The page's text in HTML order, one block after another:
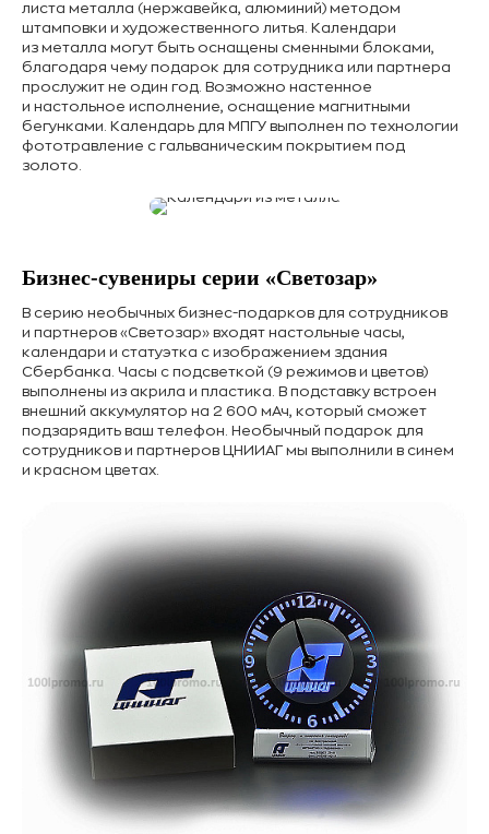
листа металла (нержавейка, алюминий) методом
штамповки и художественного литья. Календари
из металла могут быть оснащены сменными блоками,
благодаря чему подарок для сотрудника или партнера
прослужит не один год. Возможно настенное
и настольное исполнение, оснащение магнитными
бегунками. Календарь для МПГУ выполнен по технологии
фототравление с гальваническим покрытием под
золото.
Бизнес-сувениры серии «Светозар»
В серию необычных бизнес-подарков для сотрудников
и партнеров «Светозар» входят настольные часы,
календари и статуэтка с изображением здания
Сбербанка. Часы с подсветкой (9 режимов и цветов)
выполнены из акрила и пластика. В подставку встроен
внешний аккумулятор на 2 600 мАч, который сможет
подзарядить ваш телефон. Необычный подарок для
сотрудников и партнеров ЦНИИАГ мы выполнили в синем
и красном цветах.